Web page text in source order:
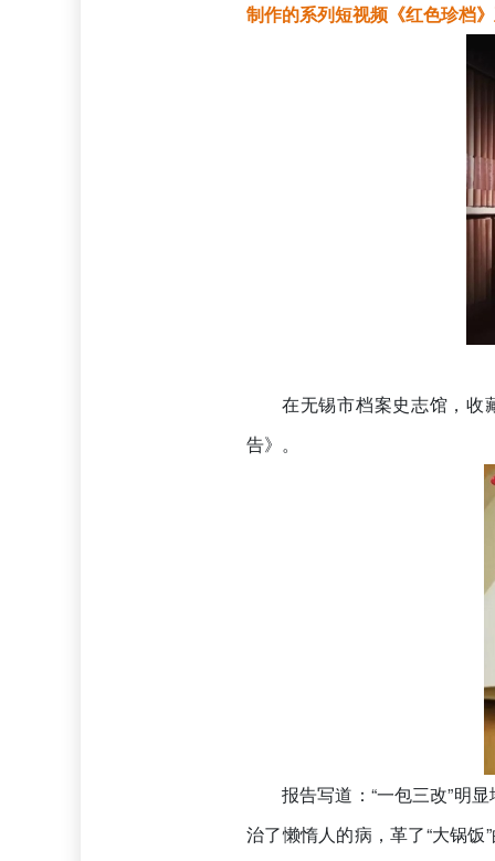
制作的系列短视频《红色珍档
在无锡市档案史志馆，收
告》。
报告写道：“一包三改”明
治了懒惰人的病，革了“大锅